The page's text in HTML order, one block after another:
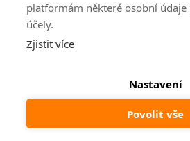
platformám některé osobní
účely.
Zjistit více
Nastavení
Povolit vše
Shoptet |mime
Odstoupit od smlouvy